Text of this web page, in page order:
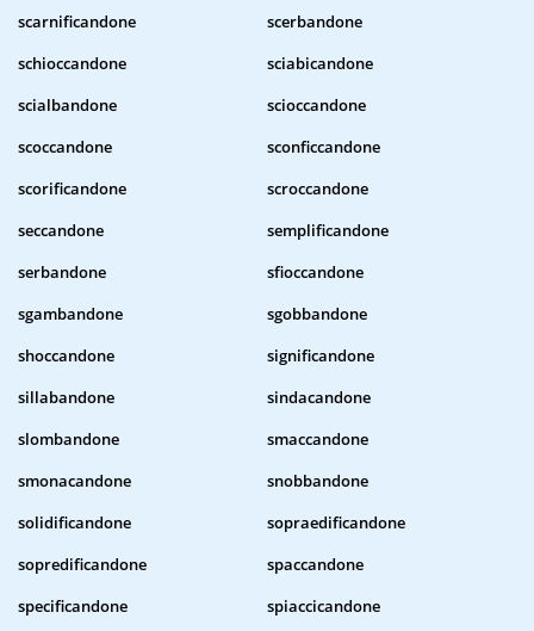
scarnificandone
scerbandone
schioccandone
sciabicandone
scialbandone
scioccandone
scoccandone
sconficcandone
scorificandone
scroccandone
seccandone
semplificandone
serbandone
sfioccandone
sgambandone
sgobbandone
shoccandone
significandone
sillabandone
sindacandone
slombandone
smaccandone
smonacandone
snobbandone
solidificandone
sopraedificandone
sopredificandone
spaccandone
specificandone
spiaccicandone